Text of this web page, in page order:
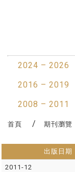
2024 – 2026
2016 – 2019
2008 – 2011
首頁 期刊瀏覽
出版日期
2011-12